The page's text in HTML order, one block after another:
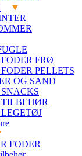
FRØ
PELLETS
OG SAND
FODER